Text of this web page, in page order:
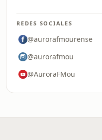
REDES SOCIALES
@aurorafmourense
@aurorafmou
@AuroraFMou